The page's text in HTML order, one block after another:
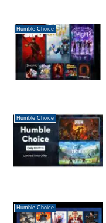
Humble Choice
Humble Choice
Humble Choice